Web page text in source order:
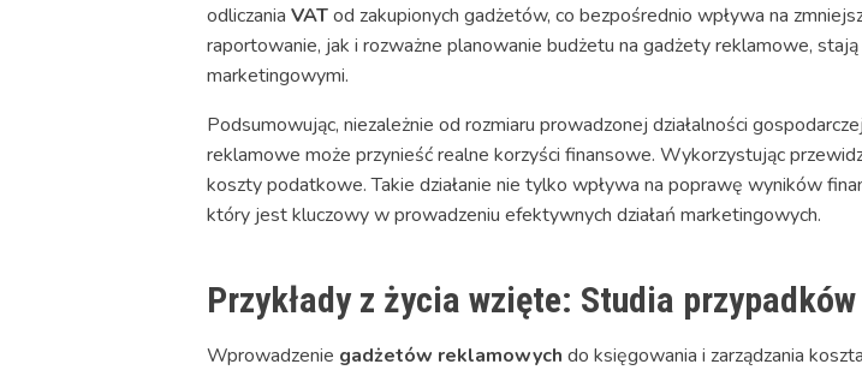
odliczania VATod zakupionych gadżetów, co bezpośrednio wpływa na
raportowanie, jak i rozważne planowanie budżetu na gadżety reklamowe,
marketingowymi.
Podsumowując, niezależnie od rozmiaru prowadzonej działalności
reklamowe może przynieść realne korzyści finansowe. Wykorzystując
koszty podatkowe. Takie działanie nie tylko wpływa na poprawę wyników
który jest kluczowy w prowadzeniu efektywnych działań marketingowych.
Przykłady z życia wzięte: Studia przypadków
Wprowadzenie gadżetów reklamowych do księgowania i zarządzania